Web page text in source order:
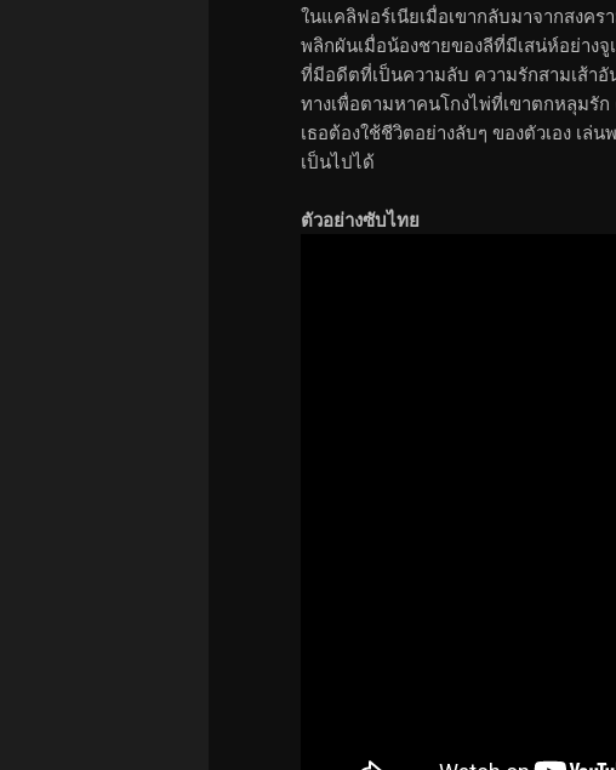
ในแคลิฟอร์เนียเมื่อเขากลับมาจากสงค
พลิกผันเมื่อน้องชายของลีที่มีเสน่ห์อย่างจู
ที่มีอดีตที่เป็นความลับ ความรักสามเส้าอั
ทางเพื่อตามหาคนโกงไพ่ที่เขาตกหลุมรั
เธอต้องใช้ชีวิตอย่างลับๆ ของตัวเอง เล่
เป็นไปได้
ตัวอย่างซับไทย